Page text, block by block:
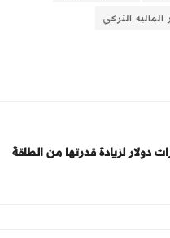
المالية التركي
108 مليارات دولار لزيادة قدرتها من الطاقة